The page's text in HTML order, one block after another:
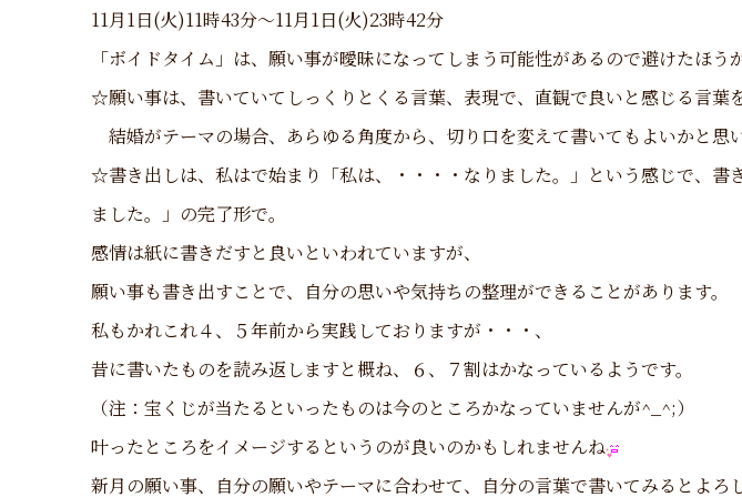
11月1日(火)11時43分～11月1日(火)23時42分
「ボイドタイム」は、願い事が曖昧になってしまう可能性があるので避けたほう
☆願い事は、書いていてしっくりとくる言葉、表現で、直観で良いと感じる言葉
結婚がテーマの場合、あらゆる角度から、切り口を変えて書いてもよいかと思い
☆書き出しは、私はで始まり「私は、・・・・なりました。」という感じで、書
ました。」の完了形で。
感情は紙に書きだすと良いといわれていますが、
願い事も書き出すことで、自分の思いや気持ちの整理ができることがあります。
私もかれこれ４、５年前から実践しておりますが・・・、
昔に書いたものを読み返しますと概ね、６、７割はかなっているようです。
（注：宝くじが当たるといったものは今のところかなっていませんが^_^;）
叶ったところをイメージするというのが良いのかもしれませんね
新月の願い事、自分の願いやテーマに合わせて、自分の言葉で書いてみるとよろ